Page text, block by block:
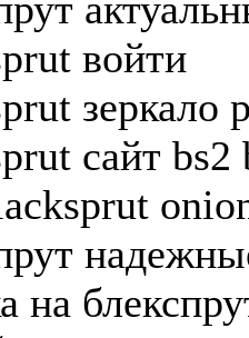
войти
зеркало
сайт bs2
на